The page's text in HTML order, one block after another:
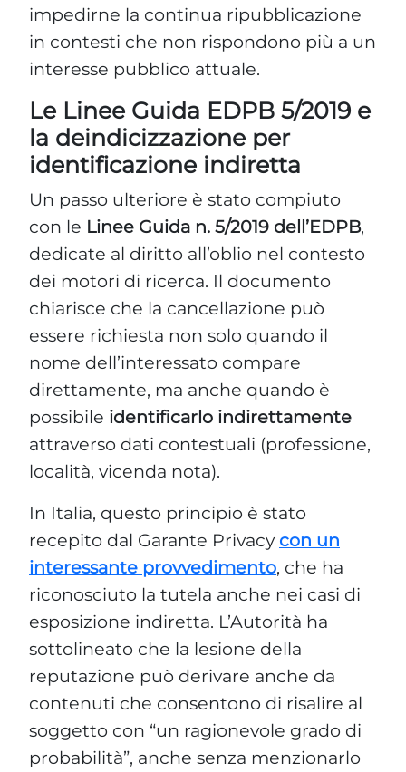
impedirne la continua ripubblicazione
in contesti che non rispondono più a un
interesse pubblico attuale.
Le Linee Guida EDPB 5/2019 e
la deindicizzazione per
identificazione indiretta
Un passo ulteriore è stato compiuto
con le Linee Guida n. 5/2019 dell’EDPB,
dedicate al diritto all’oblio nel contesto
dei motori di ricerca. Il documento
chiarisce che la cancellazione può
essere richiesta non solo quando il
nome dell’interessato compare
direttamente, ma anche quando è
possibile identificarlo indirettamente
attraverso dati contestuali (professione,
località, vicenda nota).
In Italia, questo principio è stato
recepito dal Garante Privacy con un
interessante provvedimento, che ha
riconosciuto la tutela anche nei casi di
esposizione indiretta. L’Autorità ha
sottolineato che la lesione della
reputazione può derivare anche da
contenuti che consentono di risalire al
soggetto con “un ragionevole grado di
probabilità”, anche senza menzionarlo